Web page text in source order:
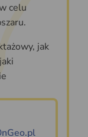
celu
jak